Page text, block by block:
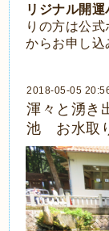
リジナル開運
りの方は公式
からお申し込
2018-05-05
渾々と湧き
池 お水取